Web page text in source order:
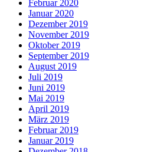
Februar 2020
Januar 2020
Dezember 2019
November 2019
Oktober 2019
September 2019
August 2019
Juli 2019
Juni 2019
Mai 2019
April 2019
März 2019
Februar 2019
Januar 2019